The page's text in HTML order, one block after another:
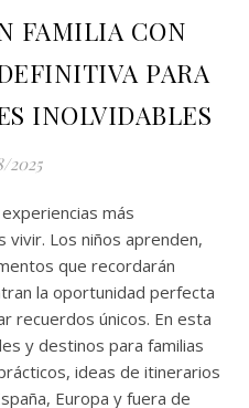
FAMILIA CON
PARA
INOLVIDABLES
2025
Los niños aprenden,
que recordarán
la oportunidad perfecta
recuerdos únicos. En esta
y destinos para familias
ideas de itinerarios
Europa y fuera de